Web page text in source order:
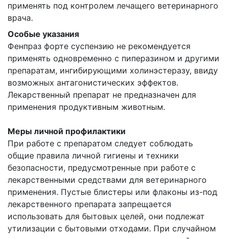
применять под контролем лечащего ветеринарного
врача.
Особые указания
Фенпраз форте суспензию не рекомендуется
применять одновременно с пиперазином и другими
препаратам, ингибирующими холинэстеразу, ввиду
возможных антагонистических эффектов.
Лекарственный препарат не предназначен для
применения продуктивным животным.
Меры личной профилактики
При работе с препаратом следует соблюдать
общие правила личной гигиены и техники
безопасности, предусмотренные при работе с
лекарственными средствами для ветеринарного
применения. Пустые блистеры или флаконы из-под
лекарственного препарата запрещается
использовать для бытовых целей, они подлежат
утилизации с бытовыми отходами. При случайном